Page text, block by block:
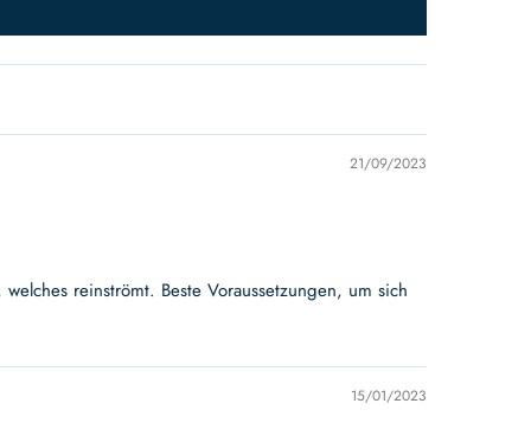
21/09/2023
reinströmt. Beste Voraussetzungen, um sich
15/01/2023